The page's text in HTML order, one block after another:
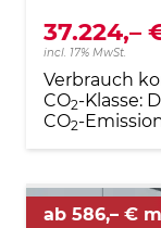
37.224,–
incl. 17% MwSt.
Verbrauch
CO2-Klasse: D
CO2-
ab 586,– €